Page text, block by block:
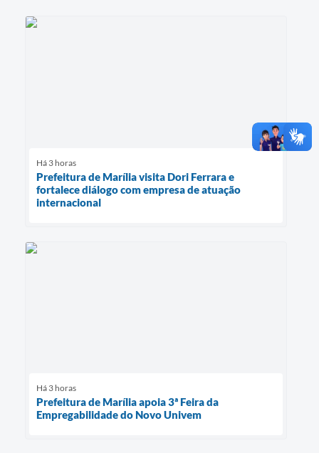
Há 3 horas
Prefeitura de Marília visita Dori Ferrara e
fortalece diálogo com empresa de atuação
internacional
Há 3 horas
Prefeitura de Marília apoia 3ª Feira da
Empregabilidade do Novo Univem